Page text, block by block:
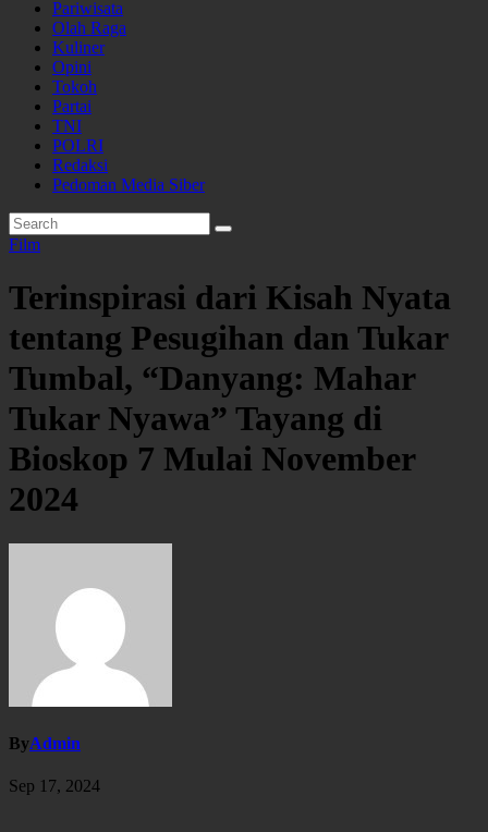
Pariwisata
Olah Raga
Kuliner
Opini
Tokoh
Partai
TNI
POLRI
Redaksi
Pedoman Media Siber
Film
Terinspirasi dari Kisah Nyata
tentang Pesugihan dan Tukar
Tumbal, “Danyang: Mahar
Tukar Nyawa” Tayang di
Bioskop 7 Mulai November
2024
ByAdmin
Sep 17, 2024